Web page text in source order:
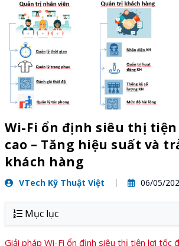
Wi-Fi ổn định siêu thị
cao – Tăng hiệu suất và
khách hàng
VTech Kỹ Thuật Việt 06/05/
Mục lục
Giải pháp Wi-Fi ổn định siêu thị tiện lợi tốc